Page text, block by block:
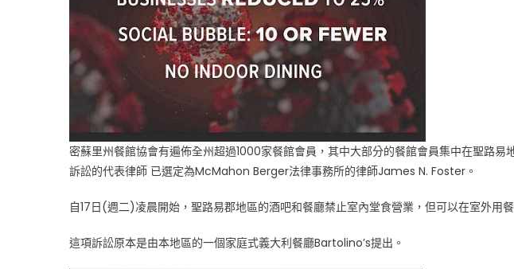
蘇
里
州
餐
館
協
會
加
入
抗
行
中
密蘇里州餐館協會有遍佈全州超過1000家餐館會員，其中大部分的餐館會員集中在聖路
訴訟的代表律師 已選定為McMahon Berger法律事務所的律師James N. Foster。
自17日(週二)凌晨開始，聖路易郡地區的酒吧和餐廳禁止室內堂食營業，但可以在室外用
這項訴訟原本是由本地區的一個家庭式義大利餐廳Bartolino’s提出。